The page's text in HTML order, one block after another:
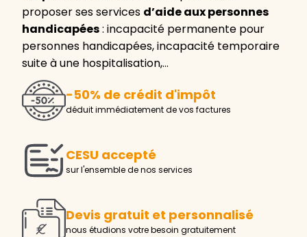
proposer ses services d’aide aux personnes
handicapées: incapacité permanente pour
personnes handicapées, incapacité temporaire
suite à une hospitalisation,…
-50% de crédit d'impôt
déduit immédiatement de vos factures
CESU accepté
sur l'ensemble de nos services
Devis gratuit et personnalisé
nous étudions votre besoin gratuitement